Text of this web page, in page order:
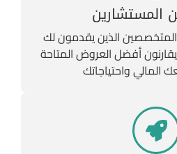
المستشارين
المتخصصين الذين يقدمون لك
أفضل العروض المتاحة
المالي واحتياجاتك